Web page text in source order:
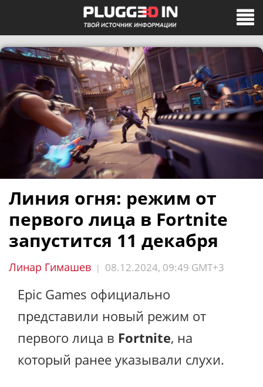
Линия огня: режим от
первого лица в Fortnite
запустится 11 декабря
Линар Гимашев | 08.12.2024, 09:49 GMT+3
Epic Games официально
представили новый режим от
первого лица в Fortnite, на
который ранее указывали слухи.